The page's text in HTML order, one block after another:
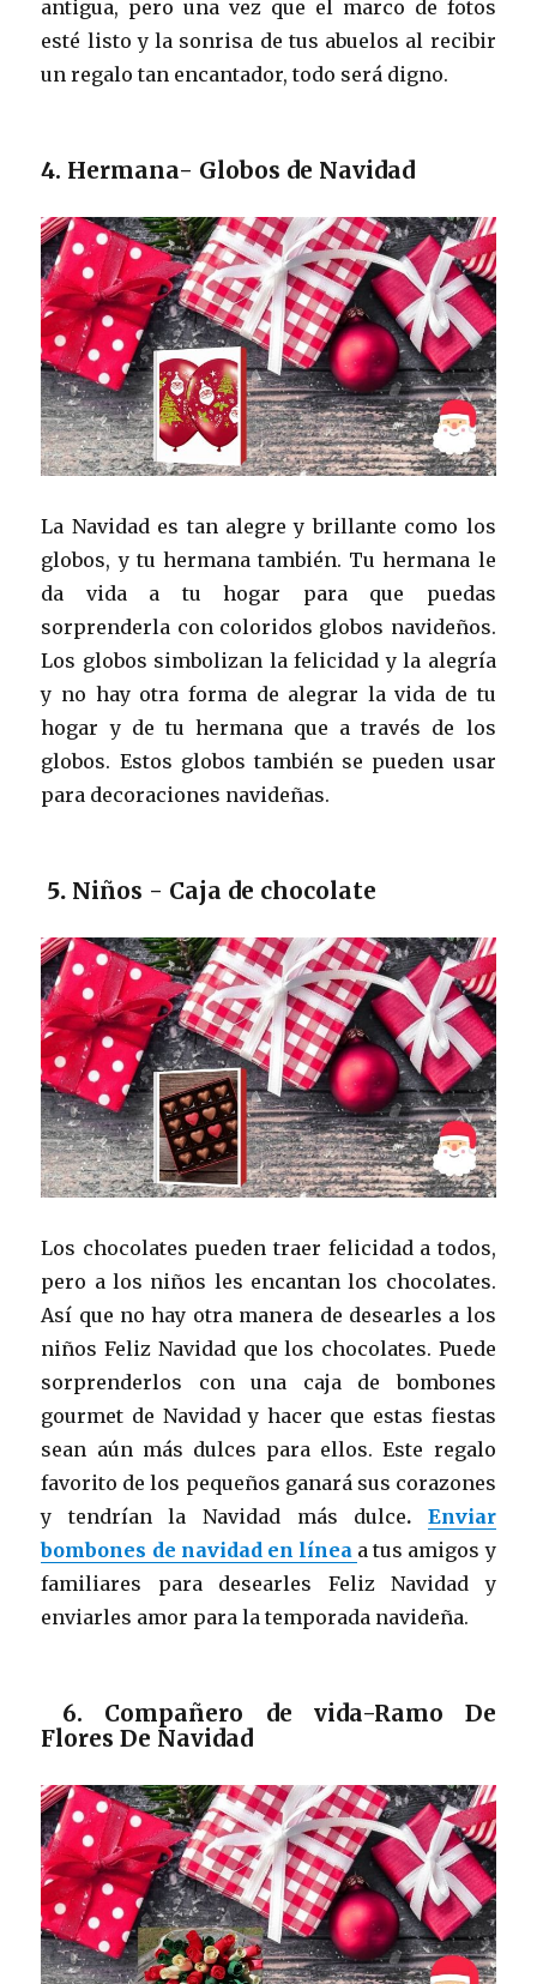
antigua, pero una vez que el marco de fotos
esté listo y la sonrisa de tus abuelos al recibir
un regalo tan encantador, todo será digno.
4. Hermana- Globos de Navidad
La Navidad es tan alegre y brillante como los
globos, y tu hermana también. Tu hermana le
da vida a tu hogar para que puedas
sorprenderla con coloridos globos navideños.
Los globos simbolizan la felicidad y la alegría
y no hay otra forma de alegrar la vida de tu
hogar y de tu hermana que a través de los
globos. Estos globos también se pueden usar
para decoraciones navideñas.
5. Niños - Caja de chocolate
Los chocolates pueden traer felicidad a todos,
pero a los niños les encantan los chocolates.
Así que no hay otra manera de desearles a los
niños Feliz Navidad que los chocolates. Puede
sorprenderlos con una caja de bombones
gourmet de Navidad y hacer que estas fiestas
sean aún más dulces para ellos. Este regalo
favorito de los pequeños ganará sus corazones
y tendrían la Navidad más dulce. Enviar
bombones de navidad en línea a tus amigos y
familiares para desearles Feliz Navidad y
enviarles amor para la temporada navideña.
6. Compañero de vida-Ramo De
Flores De Navidad